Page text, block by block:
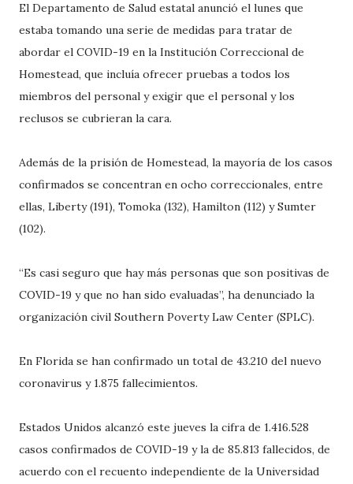
El Departamento de Salud estatal anunció el lunes que
estaba tomando una serie de medidas para tratar de
abordar el COVID-19 en la Institución Correccional de
Homestead, que incluía ofrecer pruebas a todos los
miembros del personal y exigir que el personal y los
reclusos se cubrieran la cara.
Además de la prisión de Homestead, la mayoría de los casos
confirmados se concentran en ocho correccionales, entre
ellas, Liberty (191), Tomoka (132), Hamilton (112) y Sumter
(102).
“Es casi seguro que hay más personas que son positivas de
COVID-19 y que no han sido evaluadas”, ha denunciado la
organización civil Southern Poverty Law Center (SPLC).
En Florida se han confirmado un total de 43.210 del nuevo
coronavirus y 1.875 fallecimientos.
Estados Unidos alcanzó este jueves la cifra de 1.416.528
casos confirmados de COVID-19 y la de 85.813 fallecidos, de
acuerdo con el recuento independiente de la Universidad